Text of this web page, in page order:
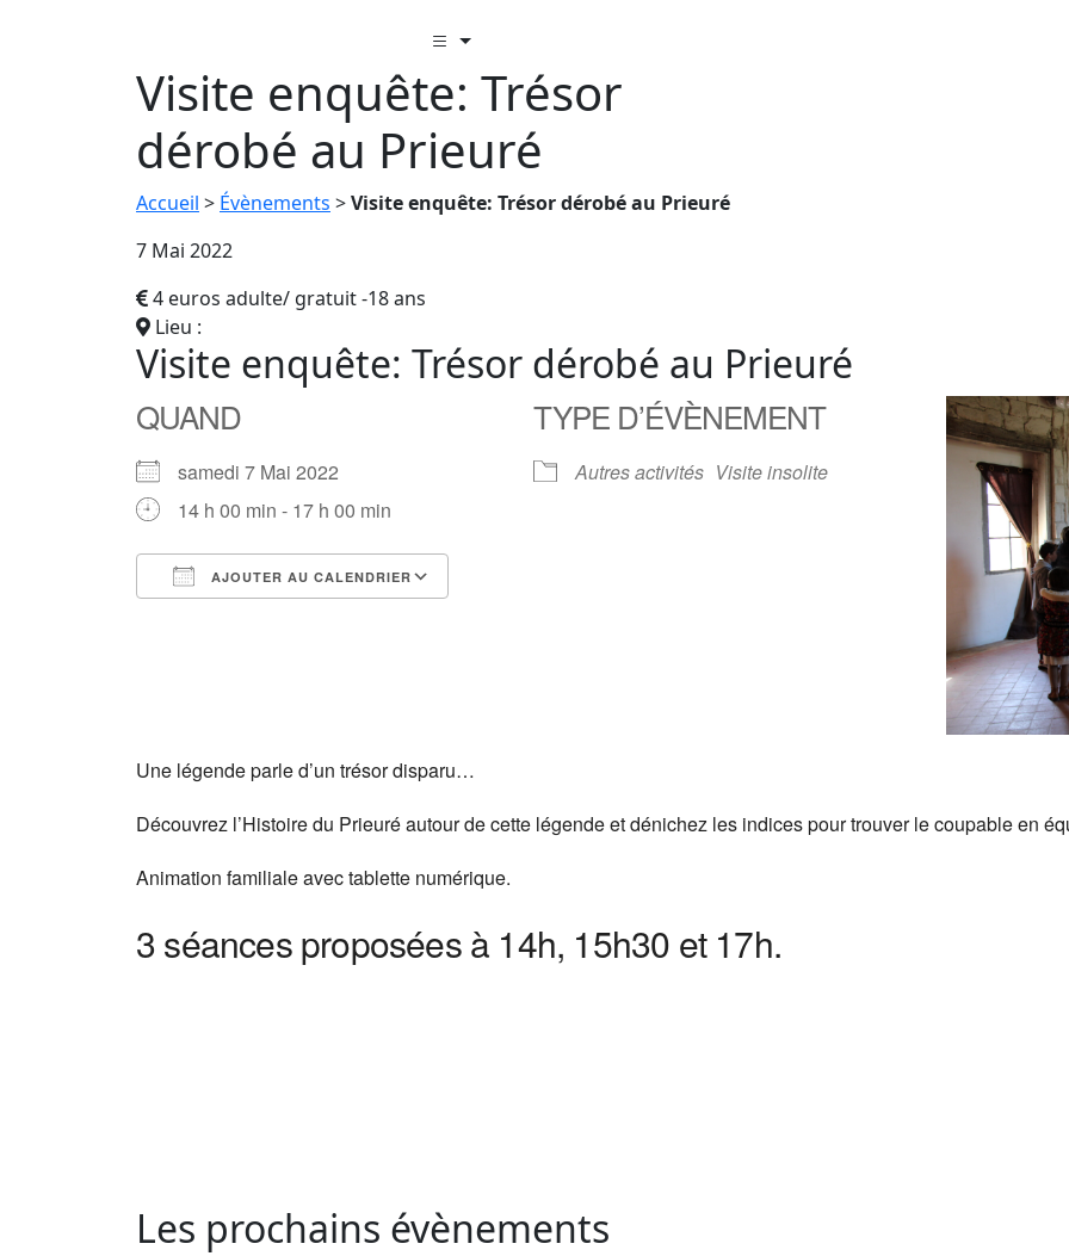
Visite enquête: Trésor
dérobé au Prieuré
Accueil > Évènements >Visite enquête: Trésor dérobé au Prieuré
7 Mai 2022
4 euros adulte/ gratuit -18 ans
Lieu :
Visite enquête: Trésor dérobé au Prieuré
QUAND
samedi 7 Mai 2022
14 h 00 min - 17 h 00 min
AJOUTER AU CALENDRIER
TYPE D’ÉVÈNEMENT
Autres activités Visite insolite
Une légende parle d’un trésor disparu…
Découvrez l’Histoire du Prieuré autour de cette légende et dénichez les indices pour trouver le coupable en
Animation familiale avec tablette numérique.
3 séances proposées à 14h, 15h30 et 17h.
Les prochains évènements